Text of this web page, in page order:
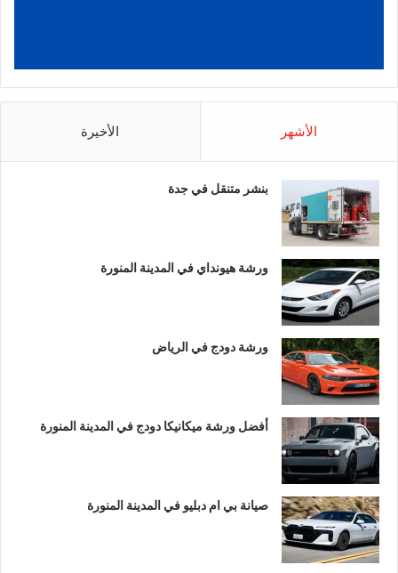
الأشهر الأخيرة
بنشر متنقل في جدة
ورشة هيونداي في المدينة المنورة
ورشة دودج في الرياض
أفضل ورشة ميكانيكا دودج في المدينة المنورة
صيانة بي ام دبليو في المدينة المنورة